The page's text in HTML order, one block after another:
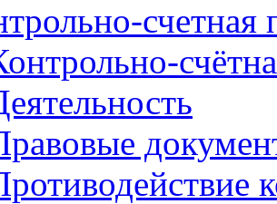
счетная